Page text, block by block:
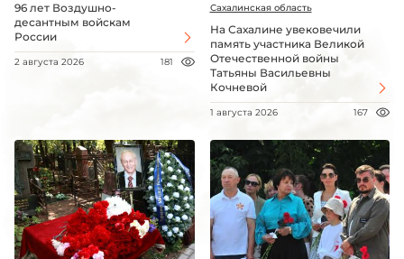
96 лет Воздушно-
десантным войскам
России
2 августа 2026 181
Сахалинская область
На Сахалине увековечили
память участника Великой
Отечественной войны
Татьяны Васильевны
Кочневой
1 августа 2026 167